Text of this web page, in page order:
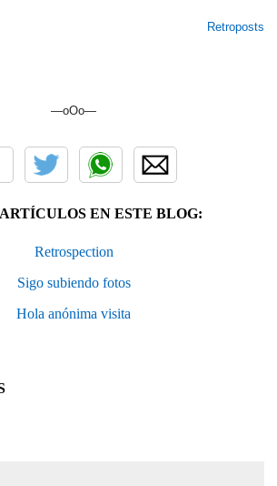
Retroposts
—oOo—
EN ESTE BLOG:
Retrospection
Sigo subiendo fotos
Hola anónima visita